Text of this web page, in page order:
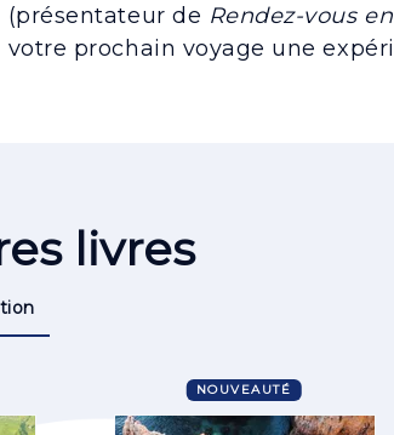
(présentateur de Rendez-vous
votre prochain voyage une
livres
NOUVEAUTÉ